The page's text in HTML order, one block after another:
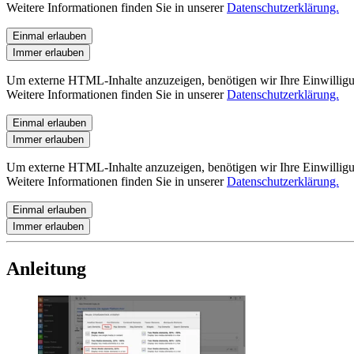
Weitere Informationen finden Sie in unsererDatenschutzerklärung.
Einmal erlauben
Immer erlauben
Um externe HTML-Inhalte anzuzeigen, benötigen wir Ihre
Weitere Informationen finden Sie in unsererDatenschutzerklärung.
Einmal erlauben
Immer erlauben
Um externe HTML-Inhalte anzuzeigen, benötigen wir Ihre
Weitere Informationen finden Sie in unsererDatenschutzerklärung.
Einmal erlauben
Immer erlauben
Anleitung